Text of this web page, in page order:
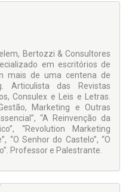
Bertozzi & Consultores
em escritórios de
mais de uma centena de
Articulista das Revistas
Consulex e Leis e Letras.
Marketing e Outras
“A Reinvenção da
“Revolution Marketing
“O Senhor do Castelo”, “O
Professor e Palestrante.